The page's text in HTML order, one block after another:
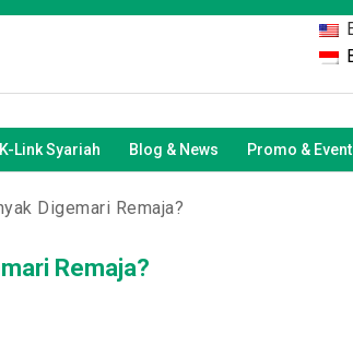
K-Link Syariah Blog & News Promo & Event
Digemari Remaja?
Remaja?